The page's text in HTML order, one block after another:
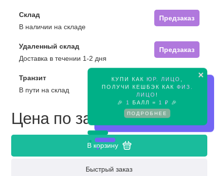
×
КУПИ КАК ЮР. ЛИЦО
ПОЛУЧИ КЕШБЭК КАК ФИЗ.
ЛИЦО !
🎉
1 БАЛЛ = 1 ₽ 🎉
ПОДРОБНЕЕ
Склад
Предзаказ
В наличии на складе
Удаленный склад
Предзаказ
Доставка в течении 1-2 дня
Транзит
Предзаказ
В пути на склад
Цена по запросу
В корзину
Быстрый заказ